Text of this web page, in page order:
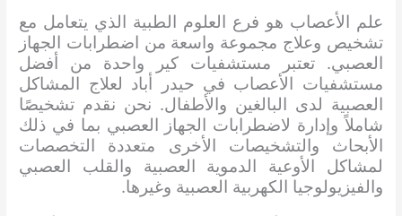
علم الأعصاب هو فرع العلوم الطبية الذي يتعامل مع
تشخيص وعلاج مجموعة واسعة من اضطرابات الجهاز
العصبي. تعتبر مستشفيات كير واحدة من أفضل
مستشفيات الأعصاب في حيدر أباد لعلاج المشاكل
العصبية لدى البالغين والأطفال. نحن نقدم تشخيصًا
شاملاً وإدارة لاضطرابات الجهاز العصبي بما في ذلك
الأبحاث والتشخيصات الأخرى متعددة التخصصات
لمشاكل الأوعية الدموية العصبية والقلب العصبي
والفيزيولوجيا الكهربية العصبية وغيرها.